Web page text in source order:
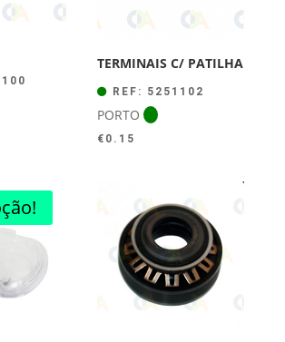
TERMINAIS C/ PATILHA
REF: 5251102
PORTO
€ 0.15